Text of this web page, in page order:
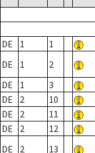
DE 1 1
DE
1 2
DE
1 3
DE
2 10
DE
2 11
DE
2 12
DE
2 13